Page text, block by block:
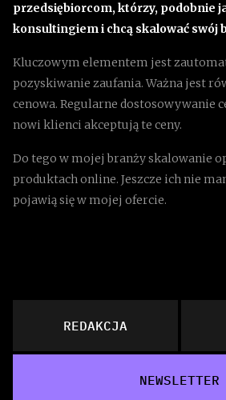
przedsiębiorcom, którzy, podobnie
konsultingiem i chcą skalować swój
Kluczowym elementem jest
pozyskiwanie zaufania. Ważna jest
cenowa. Regularne dostosowywanie
nowi klienci akceptują te ceny.
Do tego w mojej branży skalowanie
produktach online. Jeszcze ich nie
pojawią się w mojej ofercie.
REDAKCJA
NEWSLETTER